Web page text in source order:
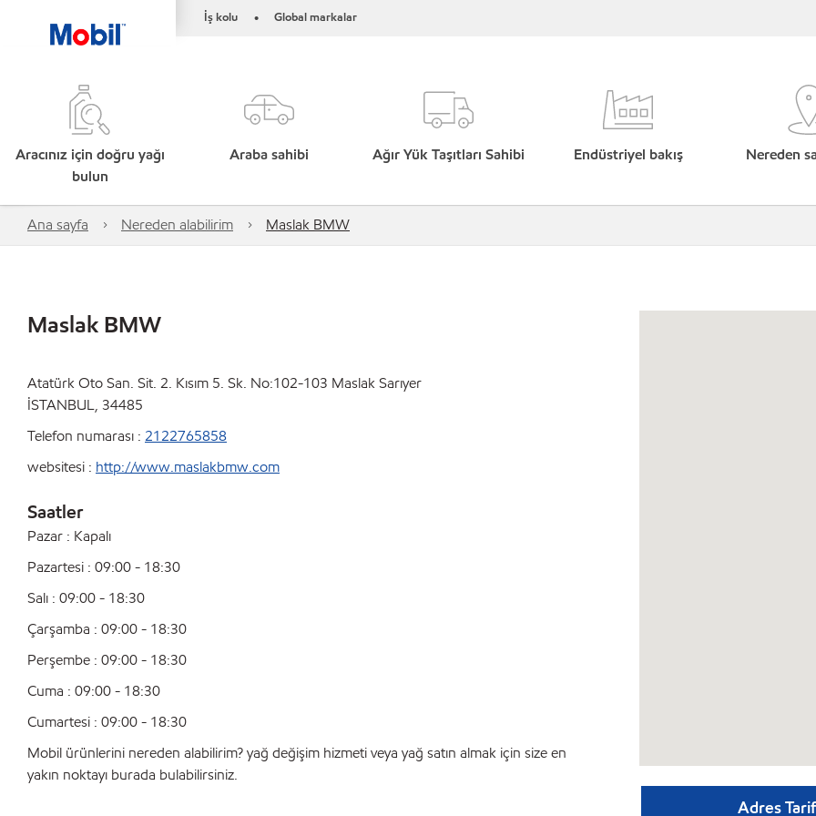
İş kolu • Global markalar
Aracınız için doğru yağı
bulun
Araba sahibi Ağır Yük Taşıtları Sahibi Endüstriyel bakış Nereden
Ana sayfa Nereden alabilirim Maslak BMW
Maslak BMW
Atatürk Oto San. Sit. 2. Kısım 5. Sk. No:102-103 Maslak Sarıyer
İSTANBUL, 34485
Telefon numarası : 2122765858
websitesi : http://www.maslakbmw.com
Saatler
Pazar : Kapalı
Pazartesi : 09:00 - 18:30
Salı : 09:00 - 18:30
Çarşamba : 09:00 - 18:30
Perşembe : 09:00 - 18:30
Cuma : 09:00 - 18:30
Cumartesi : 09:00 - 18:30
Mobil ürünlerini nereden alabilirim? yağ değişim hizmeti veya yağ satın almak için size en
yakın noktayı burada bulabilirsiniz.
Adres